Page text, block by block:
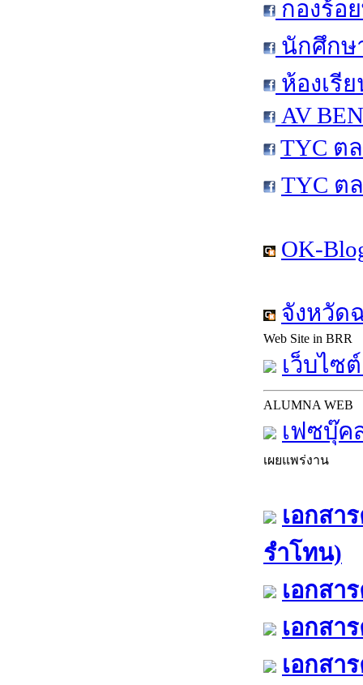
กองร้อ
นักศึกษ
ห้องเรี
AV
TYC ต
TYC ต
OK-
จังหวัด
Web Site in BRR
เว็บไซ
ALUMNA WEB
เฟซบุ๊ค
เผยแพร่งาน
เอกสา
รำโทน)
เอกสา
เอกสา
เอกสา